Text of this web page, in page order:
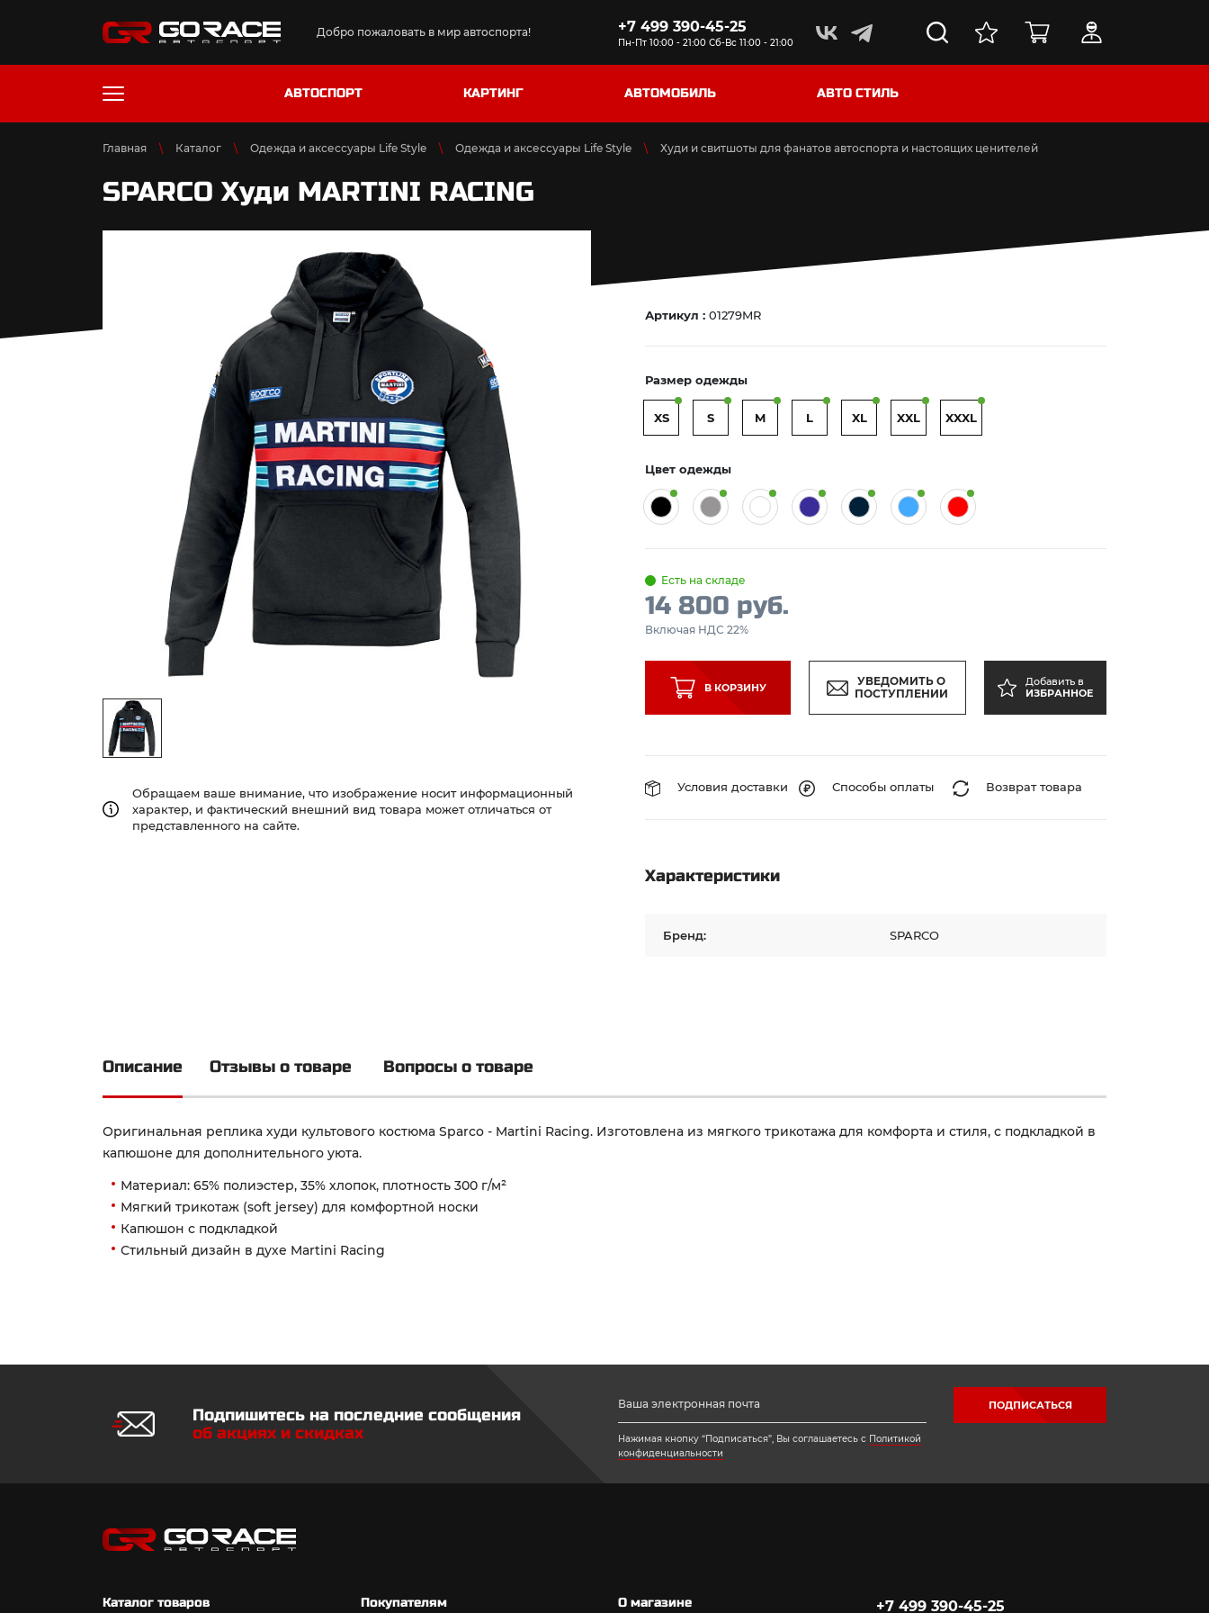
Добро пожаловать в мир автоспорта! +7 499 390-45-25
Пн-Пт 10:00 - 21:00 Сб-Вс 11:00 - 21:00
АВТОСПОРТ КАРТИНГ АВТОМОБИЛЬ АВТО СТИЛЬ
Главная Каталог Одежда и аксессуары Life Style Одежда и аксессуары Life Style Худи и свитшоты для фанатов автоспорта и настоящих ценителей
SPARCO Худи MARTINI RACING
Обращаем ваше внимание, что изображение носит информационный
характер, и фактический внешний вид товара может отличаться от
представленного на сайте.
Артикул : 01279MR
Размер одежды
XS S M L XL XXL XXXL
Цвет одежды
Есть на складе
14 800 руб.
Включая НДС 22%
В КОРЗИНУ
УВЕДОМИТЬ О
ПОСТУПЛЕНИИ
Добавить в
ИЗБРАННОЕ
Условия доставки Способы оплаты Возврат товара
Характеристики
Бренд: SPARCO
Описание Отзывы о товаре Вопросы о товаре
Оригинальная реплика худи культового костюма Sparco - Martini Racing. Изготовлена из мягкого трикотажа для комфорта и стиля, с подкладкой в
капюшоне для дополнительного уюта.
Материал: 65% полиэстер, 35% хлопок, плотность 300 г/м²
Мягкий трикотаж (soft jersey) для комфортной носки
Капюшон с подкладкой
Стильный дизайн в духе Martini Racing
Подпишитесь на последние сообщения
об акциях и скидках
Нажимая кнопку “Подписаться”, Вы соглашаетесь с Политикой
конфиденциальности
ПОДПИСАТЬСЯ
Каталог товаров Покупателям О магазине +7 499 390-45-25